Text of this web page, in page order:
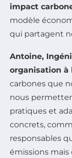
impact
modèle
qui partagent
Antoine,
organisation
carbones que
nous
pratiques et
concrets,
responsables
émissions mais